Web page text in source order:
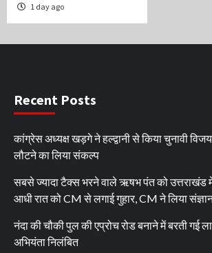
1 day ago
Recent Posts
कांग्रेस अध्यक्ष खड़गे ने हल्द्वानी से किया चुनावी
लौटने का लिया संकल्प
सबसे ज्यादा टैक्स भरने वाले ऋषभ पंत को उत्तराखंड में
आधी रात को CM से लगाई गुहार, CM ने लिया
नंदा की चौकी पुल की एप्रोच रोड बनाने में बरती गई
अभियंता निलंबित